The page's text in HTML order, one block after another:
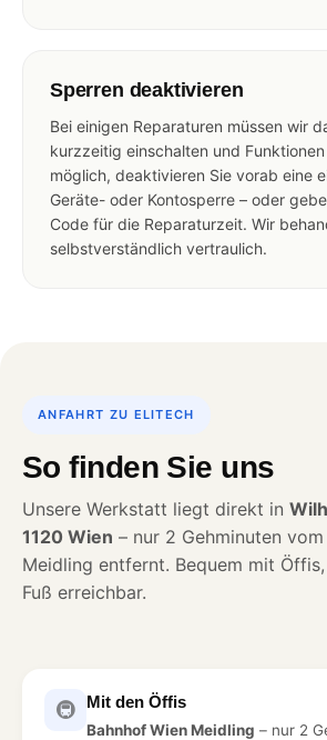
Sperren deaktivieren
Bei einigen Reparaturen müssen wir
kurzzeitig einschalten und
möglich, deaktivieren Sie vorab eine
Geräte- oder Kontosperre – oder
Code für die Reparaturzeit. Wir
selbstverständlich vertraulich.
ANFAHRT ZU ELITECH
So finden Sie uns
Unsere Werkstatt liegt direkt in
1120 Wien – nur 2 Gehminuten
Meidling entfernt. Bequem mit
Fuß erreichbar.
🚇 Mit den Öffis
Bahnhof Wien Meidling – nur 2